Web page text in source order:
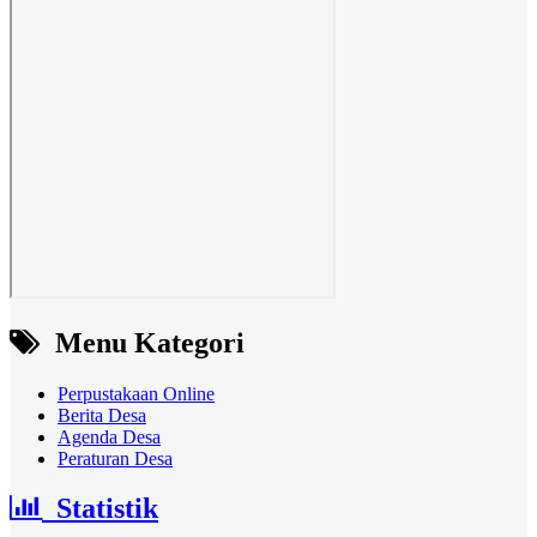
Menu Kategori
Perpustakaan Online
Berita Desa
Agenda Desa
Peraturan Desa
Statistik